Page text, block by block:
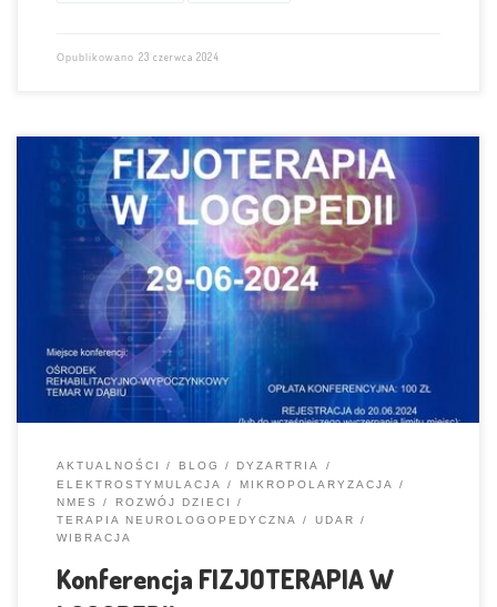
Opublikowano 23 czerwca 2024
Serdecznie zapraszamy Afazjanie – Wsparcie Osób z Zaburzeniami
Komunikacji biorą czynny udział w organizacji tego wydarzenia
PROGRAM I REJESTRACJA Więcej informacji znajduje się na stronie
Katedry Patologii i rehabilitacji Mowy UZ: https://logopedia.uz.zgora.pl/
Odbędzie się w pięknym miejscu, tuż nad samym jeziorem Porusza
współczesne zagadnienia związane z fizjoterapią w logopedii Prelegenci
[…]
AKTUALNOŚCI BLOG
DYZARTRIA
ELEKTROSTYMULACJA
MIKROPOLARYZACJA
NMES
ROZWÓJ DZIECI
TERAPIA NEUROLOGOPEDYCZNA
UDAR
WIBRACJA
Konferencja FIZJOTERAPIA W